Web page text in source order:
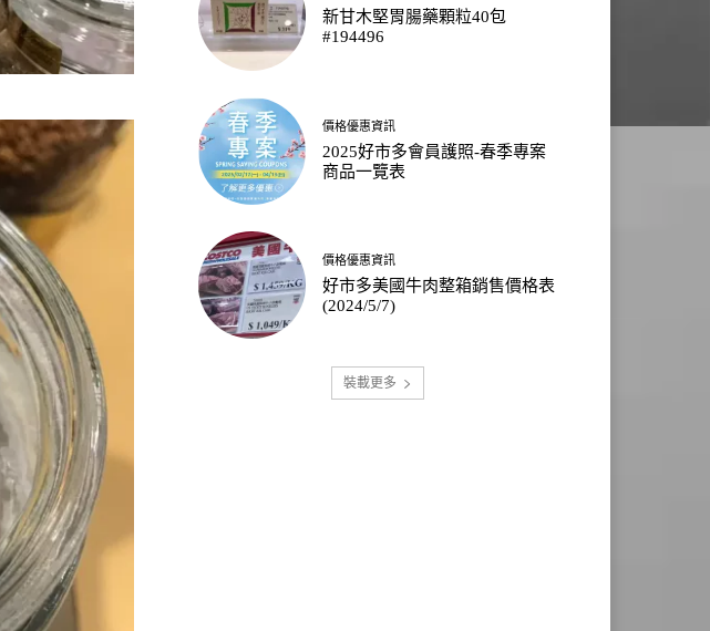
新甘木堅胃腸藥顆粒40包
#194496
價格優惠資訊
2025好市多會員護照-春季專案
商品一覽表
價格優惠資訊
好市多美國牛肉整箱銷售價格表
(2024/5/7)
裝載更多